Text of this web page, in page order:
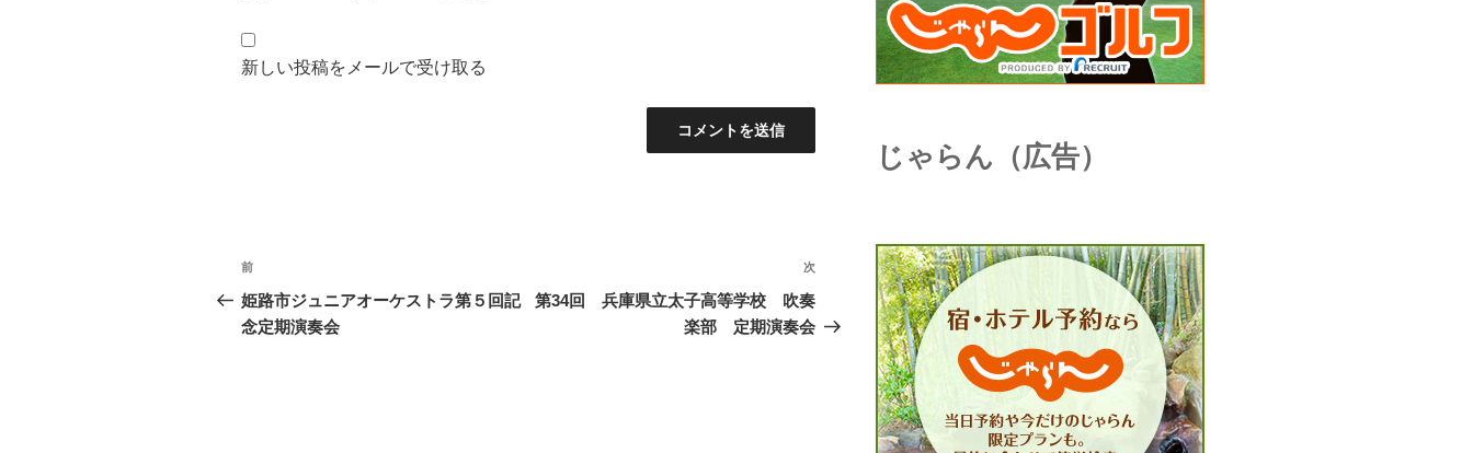
新しい投稿をメールで受け取る
投
稿
ナ
前
の
投
前
姫路市ジュニアオーケストラ第５回記
念定期演奏会
次
の
投
次
第34回 兵庫県立太子高等学校 吹奏
楽部 定期演奏会
じゃらん（広告）